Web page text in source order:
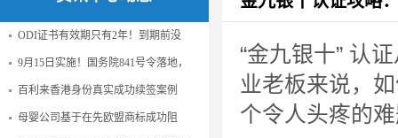
ODI证书有效期只有2年！到期前没
9月15日实施！国务院841号令落地，
百利来香港身份真实成功续签案例
母婴公司基于在先欧盟商标成功阻
“金九银十” 认
业老板来说，
个令人头疼的